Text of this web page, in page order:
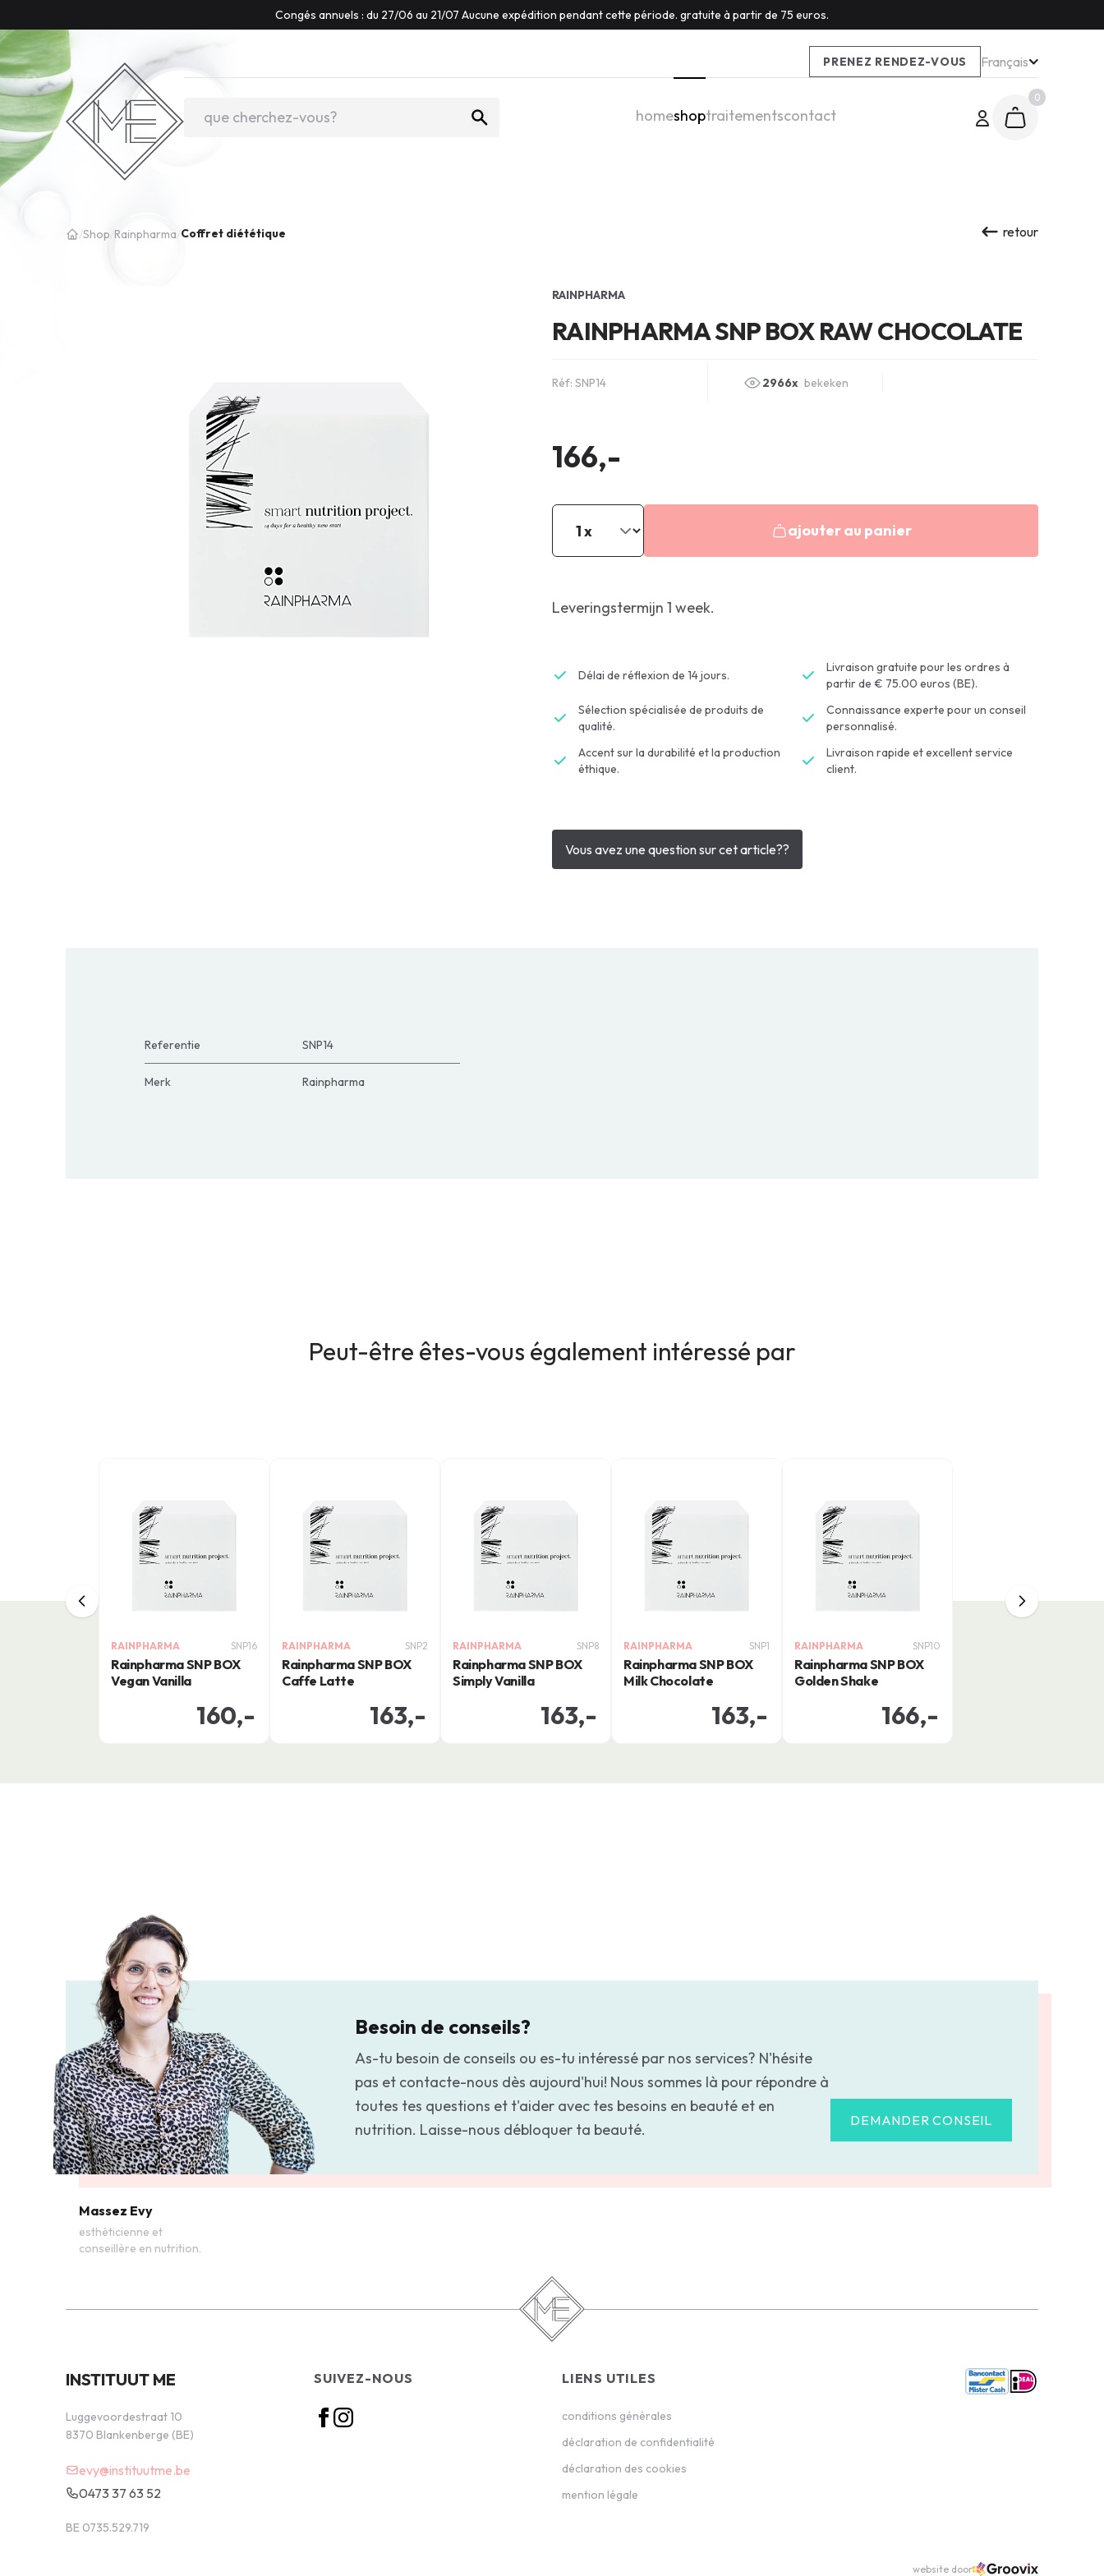
Congés annuels : du 27/06 au 21/07 Aucune expédition pendant cette période. gratuite à partir de 75 euros.
PRENEZ RENDEZ-VOUS Français
homeshoptraitementscontact
0
/Shop Rainpharma /Coffret diététique retour
RAINPHARMA
RAINPHARMA SNP BOX RAW CHOCOLATE
Réf: SNP14 2966x bekeken
166,-
ajouter au panier
Leveringstermijn 1 week.
Délai de réflexion de 14 jours.
Livraison gratuite pour les ordres à
partir de € 75.00 euros (BE).
Sélection spécialisée de produits de
qualité.
Connaissance experte pour un conseil
personnalisé.
Accent sur la durabilité et la production
éthique.
Livraison rapide et excellent service
client.
Vous avez une question sur cet article??
Referentie SNP14
Merk Rainpharma
Peut-être êtes-vous également intéressé par
RAINPHARMA SNP16
Rainpharma SNP BOX
Vegan Vanilla
160,-
RAINPHARMA SNP2
Rainpharma SNP BOX
Caffe Latte
163,-
RAINPHARMA SNP8
Rainpharma SNP BOX
Simply Vanilla
163,-
RAINPHARMA SNP1
Rainpharma SNP BOX
Milk Chocolate
163,-
RAINPHARMA SNP10
Rainpharma SNP BOX
Golden Shake
166,-
Besoin de conseils?
As-tu besoin de conseils ou es-tu intéressé par nos services? N'hésite
pas et contacte-nous dès aujourd'hui! Nous sommes là pour répondre à
toutes tes questions et t'aider avec tes besoins en beauté et en
nutrition. Laisse-nous débloquer ta beauté.
DEMANDER CONSEIL
Massez Evy
esthéticienne et
conseillère en nutrition.
INSTITUUT ME
Luggevoordestraat 10
8370 Blankenberge (BE)
evy@instituutme.be
0473 37 63 52
BE 0735.529.719
SUIVEZ-NOUS LIENS UTILES
conditions générales
déclaration de confidentialité
déclaration des cookies
mention légale
website door